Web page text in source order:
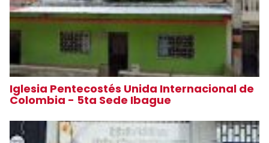
Iglesia Pentecostés Unida Internacional de
Colombia - 5ta Sede Ibague